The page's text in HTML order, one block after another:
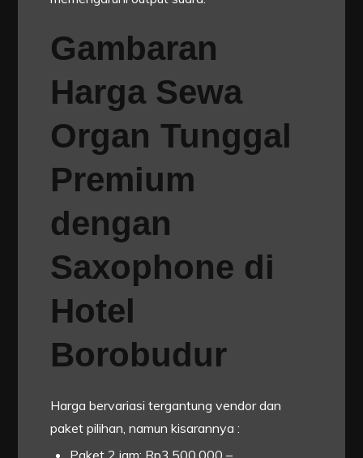
Gambaran
Harga Sewa
Organ Tunggal
Premium
dengan
Saxophone di
Hotel
Borobudur
Harga bervariasi tergantung vendor dan
paket pilihan, namun kisarannya :